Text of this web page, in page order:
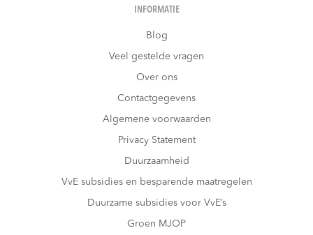
INFORMATIE
Blog
Veel gestelde vragen
Over ons
Contactgegevens
Algemene voorwaarden
Privacy Statement
Duurzaamheid
VvE subsidies en besparende maatregelen
Duurzame subsidies voor VvE’s
Groen MJOP